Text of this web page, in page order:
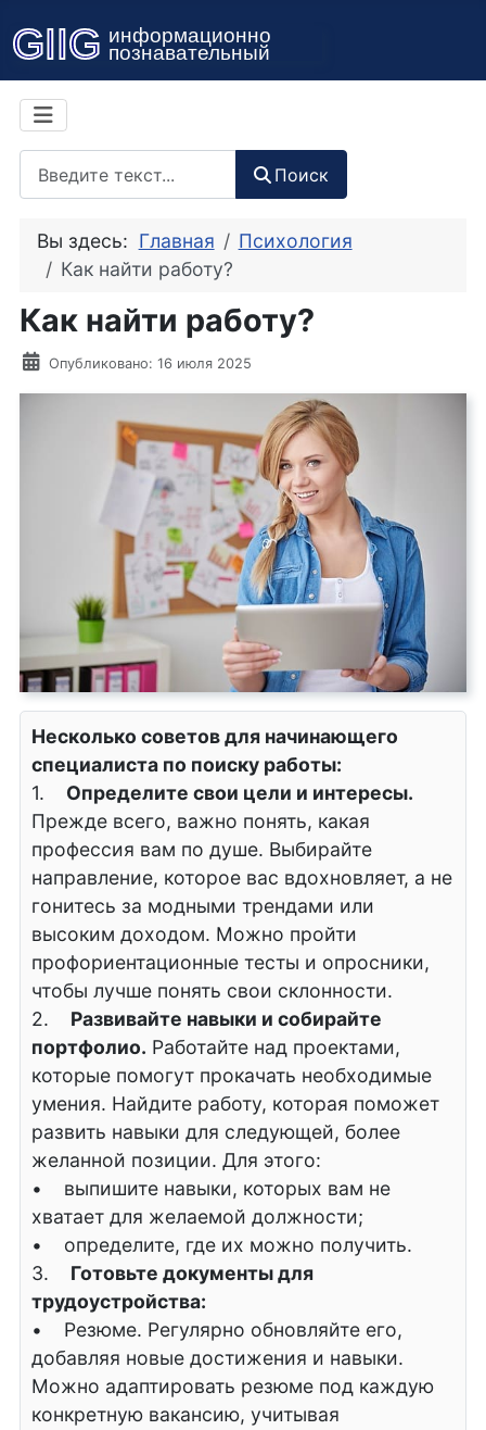
Вы здесь: Главная
Психология
Как найти работу?
Как найти работу?
Информация о материале
Опубликовано: 16 июля 2025
Несколько советов для начинающего
специалиста по поиску работы:
1. Определите свои цели и интересы.
Прежде всего, важно понять, какая
профессия вам по душе. Выбирайте
направление, которое вас вдохновляет, а не
гонитесь за модными трендами или
высоким доходом. Можно пройти
профориентационные тесты и опросники,
чтобы лучше понять свои склонности.
2. Развивайте навыки и собирайте
портфолио. Работайте над проектами,
которые помогут прокачать необходимые
умения. Найдите работу, которая поможет
развить навыки для следующей, более
желанной позиции. Для этого:
• выпишите навыки, которых вам не
хватает для желаемой должности;
• определите, где их можно получить.
3. Готовьте документы для
трудоустройства:
• Резюме. Регулярно обновляйте его,
добавляя новые достижения и навыки.
Можно адаптировать резюме под каждую
конкретную вакансию, учитывая
Поиск